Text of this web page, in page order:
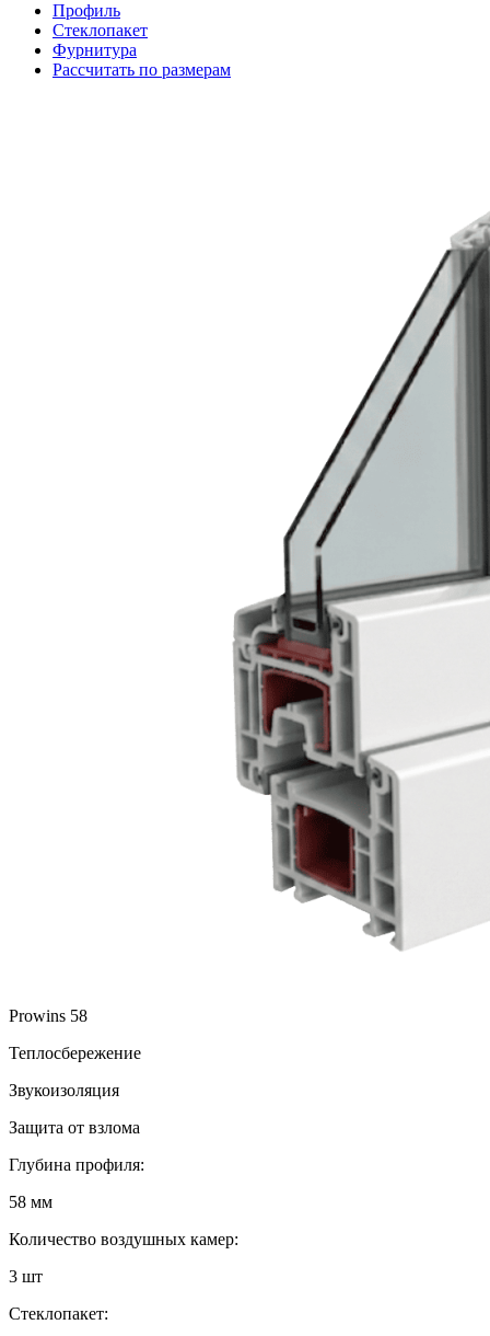
Профиль
Стеклопакет
Фурнитура
Рассчитать по размерам
Prowins 58
Теплосбережение
Звукоизоляция
Защита от взлома
Глубина профиля:
58 мм
Количество воздушных камер:
3 шт
Стеклопакет: